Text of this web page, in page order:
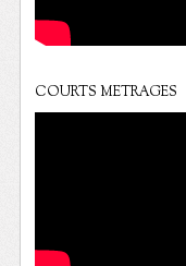
COURTS METRAGES